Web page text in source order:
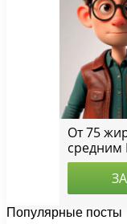
Популярные посты